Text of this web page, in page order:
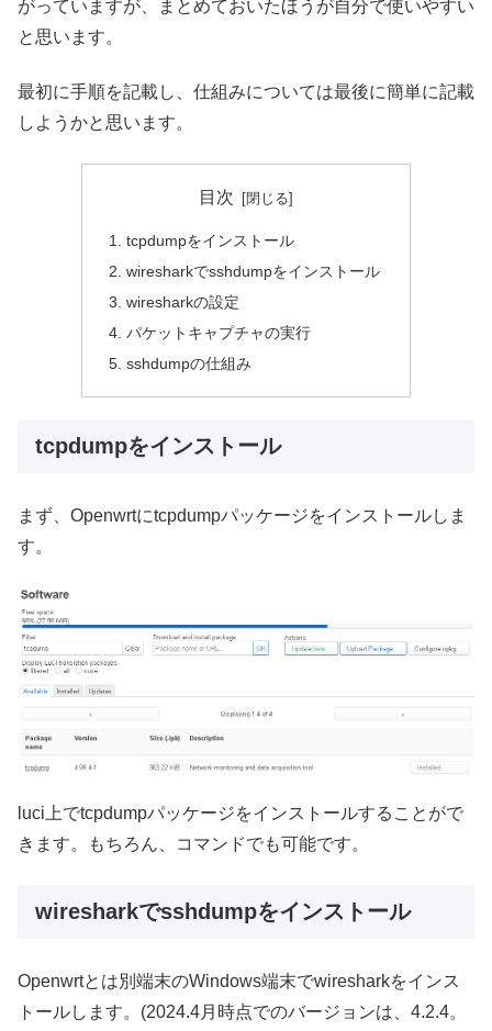
がっていますが、まとめておいたほうが自分で使いやすい
と思います。
最初に手順を記載し、仕組みについては最後に簡単に記載
しようかと思います。
目次
tcpdumpをインストール
wiresharkでsshdumpをインストール
wiresharkの設定
パケットキャプチャの実行
sshdumpの仕組み
tcpdumpをインストール
まず、Openwrtにtcpdumpパッケージをインストールしま
す。
luci上でtcpdumpパッケージをインストールすることがで
きます。もちろん、コマンドでも可能です。
wiresharkでsshdumpをインストール
Openwrtとは別端末のWindows端末でwiresharkをインス
トールします。(2024.4月時点でのバージョンは、4.2.4。